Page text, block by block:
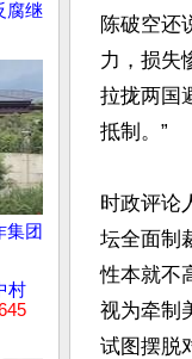
腐继
集团
村
陈破空还
力，损失
拉拢两国
抵制。”
时政评论
坛全面制
性本就不
视为牵制
试图摆脱